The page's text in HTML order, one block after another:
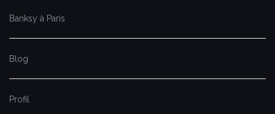
Banksy à Paris
Blog
Profil